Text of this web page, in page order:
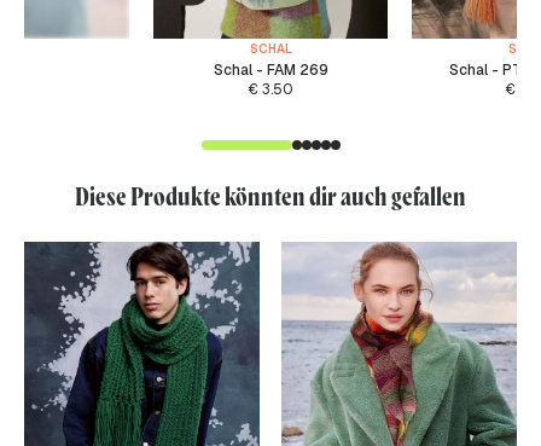
SCHAL
Schal - FAM 269
€3.50
Schal - PTO
€
Diese Produkte könnten dir auch gefallen